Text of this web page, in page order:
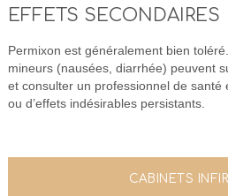
EFFETS SECONDAIRES
Permixon est généralement bien
mineurs (nausées, diarrhée) peuvent
et consulter un professionnel de santé
ou d’effets indésirables persistants.
CABINETS